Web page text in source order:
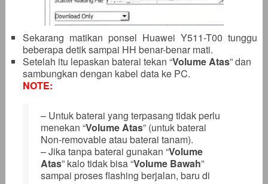
Sekarang matikan ponsel Huawei Y511-T00 tunggu
beberapa detik sampai HH benar-benar mati.
Setelah itu lepaskan baterai tekan “Volume Atas” dan
sambungkan dengan kabel data ke PC.
NOTE:
– Untuk baterai yang terpasang tidak perlu
menekan “Volume Atas” (untuk baterai
Non-removable atau baterai tanam).
– Jika tanpa baterai gunakan “Volume
Atas” kalo tidak bisa “Volume Bawah”
sampai proses flashing berjalan, baru di